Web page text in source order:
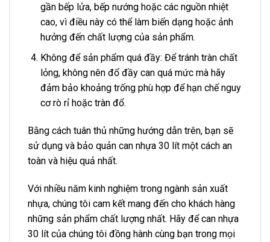
gần bếp lửa, bếp nướng hoặc các nguồn nhiệt
cao, vì điều này có thể làm biến dạng hoặc ảnh
hưởng đến chất lượng của sản phẩm.
Không để sản phẩm quá đầy: Để tránh tràn chất
lỏng, không nên đổ đầy can quá mức mà hãy
đảm bảo khoảng trống phù hợp để hạn chế nguy
cơ rò rỉ hoặc tràn đổ.
Bằng cách tuân thủ những hướng dẫn trên, bạn sẽ
sử dụng và bảo quản can nhựa 30 lít một cách an
toàn và hiệu quả nhất.
Với nhiều năm kinh nghiệm trong ngành sản xuất
nhựa, chúng tôi cam kết mang đến cho khách hàng
những sản phẩm chất lượng nhất. Hãy để can nhựa
30 lít của chúng tôi đồng hành cùng bạn trong mọi